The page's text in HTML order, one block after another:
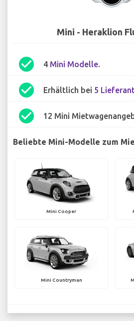
Mini - Heraklion
check_circle 4 Mini Modelle.
check_circle Erhältlich bei 5
check_circle 12 Mini
Beliebte Mini-Modelle zum
Mini Cooper
Mini Countryman